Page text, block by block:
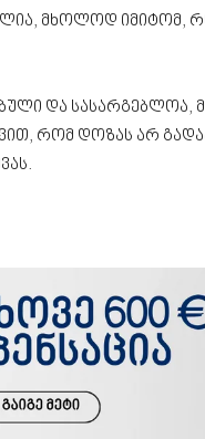
მხოლოდ იმიტომ,
და
რომ დოზას არ